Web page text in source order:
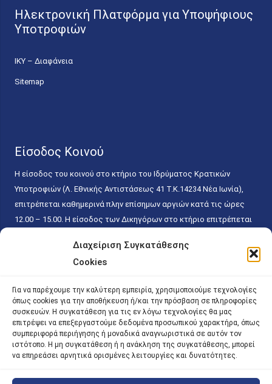
Διαχείριση Συγκατάθεσης
Cookies
Για να παρέχουμε την καλύτερη εμπειρία, χρησιμοποιούμε τεχνολογίες
όπως cookies για την αποθήκευση ή/και την πρόσβαση σε πληροφορίες
συσκευών. Η συγκατάθεση για τις εν λόγω τεχνολογίες θα μας
επιτρέψει να επεξεργαστούμε δεδομένα προσωπικού χαρακτήρα, όπως
συμπεριφορά περιήγησης ή μοναδικά αναγνωριστικά σε αυτόν τον
ιστότοπο. Η μη συγκατάθεση ή η ανάκληση της συγκατάθεσης, μπορεί
να επηρεάσει αρνητικά ορισμένες λειτουργίες και δυνατότητες.
Ηλεκτρονική Πλατφόρμα για Υποψήφιους
Υποτροφιών
ΙΚΥ – Διαφάνεια
Sitemap
Είσοδος Κοινού
Η είσοδος του κοινού στο κτήριο του Ιδρύματος Κρατικών
Υποτροφιών (Λ. Εθνικής Αντιστάσεως 41 T.K.14234 Νέα Ιωνία),
επιτρέπεται καθημερινά πλην επίσημων αργιών κατά τις ώρες
12.00 – 15.00. Η είσοδος των Δικηγόρων στο κτήριο επιτρέπεται
κάθε εργάσιμη ημέρα και ώρα χωρίς κανέναν χρονικό ή άλλο
περιορισμό. Η είσοδος του κοινού ειδικά στο γραφείο του
15.00. Η εξυπηρέτηση του κοινού πραγματοποιείται βάσει των
παγίων ισχυουσών διατάξεων. Για την αποφυγή συνωστισμού
εντός του εσωτερικού χώρου εξυπηρέτησης και αναμονής του
κοινού, η εξυπηρέτησή του δύναται να πραγματοποιείται κατόπιν
προγραμματισμένου ραντεβού.